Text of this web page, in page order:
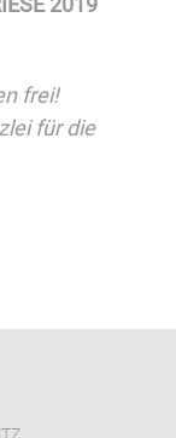
frei!
für die